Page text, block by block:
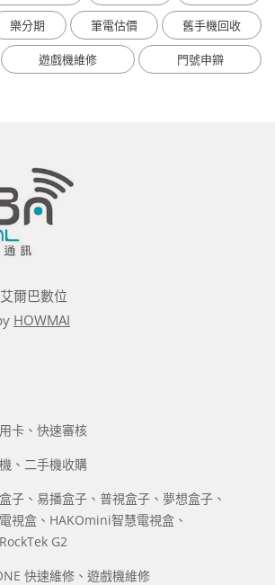
樂分期 筆電估價 舊手機回收
遊戲機維修 門號申辧
爾巴數位
HOWMAI
卡、快速審核
、 二手機收購
子 、 易播盒子 、 普視盒子 、 夢想盒子 、
視盒 、 HAKOmini智慧電視盒 、
G2
快速維修 、 遊戲機維修